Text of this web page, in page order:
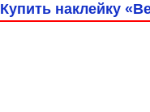
Купить наклейку